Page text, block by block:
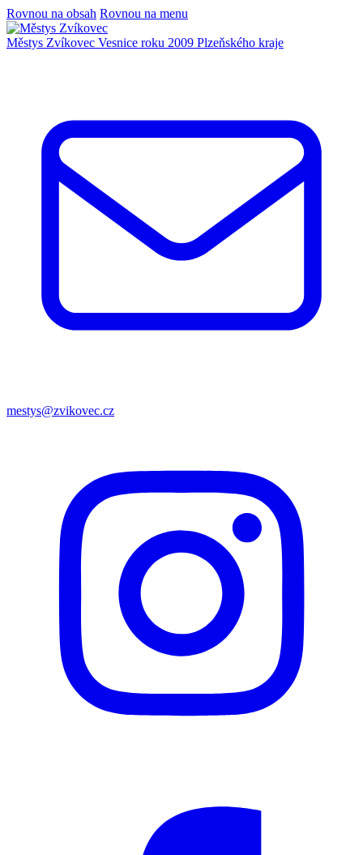
Rovnou na obsah Rovnou na menu
Městys Zvíkovec Vesnice roku 2009 Plzeňského kraje
mestys@zvikovec.cz